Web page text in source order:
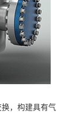
，构建具有气